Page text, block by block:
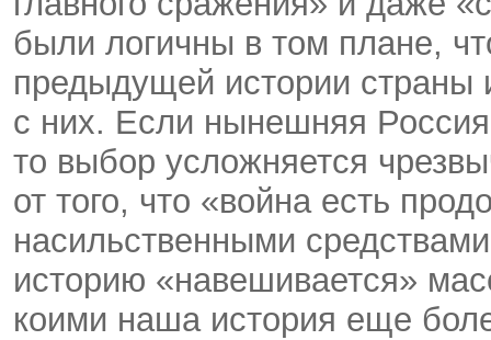
были логичны в том плане,
предыдущей истории страны
с них. Если нынешняя
то выбор усложняется
от того, что «война есть
насильственными
историю «навешивается»
коими наша история еще